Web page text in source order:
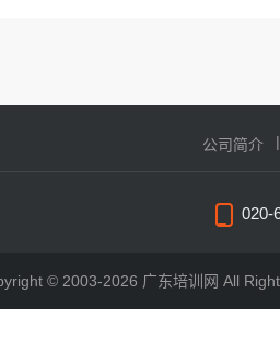
公司简介
020-
© 2003-2026 广东培训网 All